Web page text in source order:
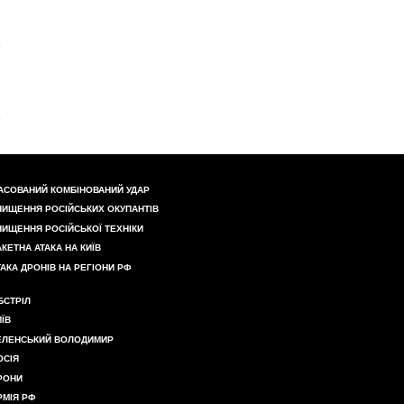
КОМБІНОВАНИЙ УДАР
РОСІЙСЬКИХ ОКУПАНТІВ
РОСІЙСЬКОЇ ТЕХНІКИ
АТАКА НА КИЇВ
ДРОНІВ НА РЕГІОНИ РФ
ВОЛОДИМИР
РФ